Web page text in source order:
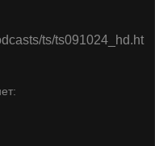
ts/ts091024_hd.ht